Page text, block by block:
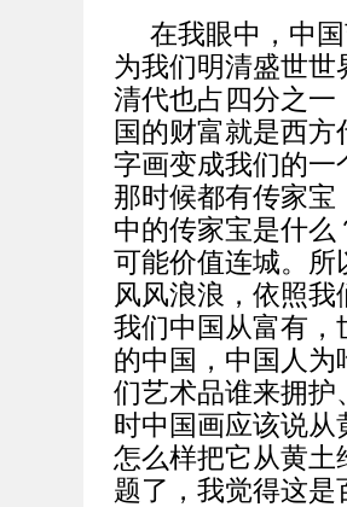
在我眼中，中
为我们明清盛世世
清代也占四分之一
国的财富就是西
字画变成我们的一
那时候都有传家
中的传家宝是什
可能价值连城。所
风风浪浪，依照
我们中国从富有，
的中国，中国人
们艺术品谁来拥护
时中国画应该说
怎么样把它从黄土
题了，我觉得这